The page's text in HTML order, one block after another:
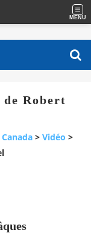
MENU
de Robert
> Vidéo >